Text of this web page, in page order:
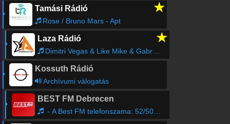
Tamási Rádió ★
Rose / Bruno Mars - Apt
Laza Rádió ★
Dimitri Vegas & Like Mike & Gabry Ponte & Banfy & Sheridan & Dimitri Vegas - Bam Bam (with Sheridan)
Kossuth Rádió
Archívumi válogatás
BEST FM Debrecen
- A Best FM telefonszama: 52/500-540